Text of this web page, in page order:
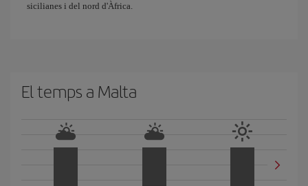
sicilianes i del nord d'Àfrica.
El temps a Malta